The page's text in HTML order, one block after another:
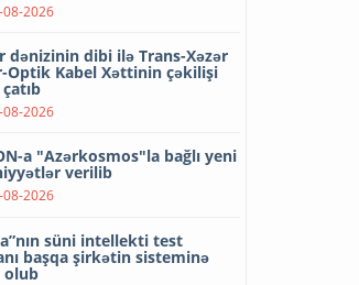
08-2026
dənizinin dibi ilə Trans-Xəzər
Optik Kabel Xəttinin çəkilişi
08-2026
a "Azərkosmos"la bağlı yeni
verilib
08-2026
süni intellekti test
başqa şirkətin sisteminə
olub